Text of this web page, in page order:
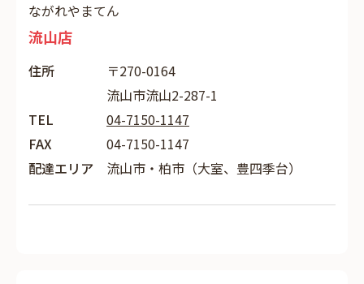
ながれやまてん
流山店
住所
〒270-0164
流山市流山2-287-1
TEL
04-7150-1147
FAX
04-7150-1147
配達エリア
流山市・柏市（大室、豊四季台）